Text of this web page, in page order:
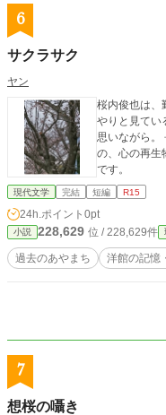
語ですが、
シリアスな
6
サクラサク
ヤン
桜内俊也は、
やりと見てい
思いながら。
の、心の再生
です。
現代文学 完結 短編 R15
24h.ポイント 0pt
小説 228,629 位 / 228,629件
過去のあやまち 洋館の記憶
7
想桜の囁き